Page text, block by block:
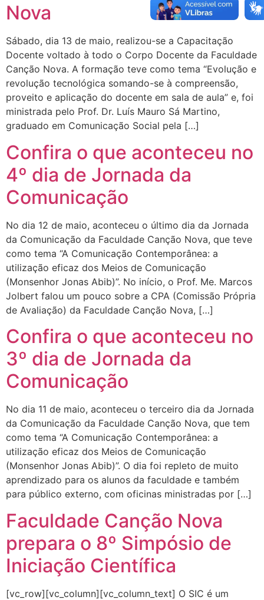
Nova
Sábado, dia 13 de maio, realizou-se a Capacitação
Docente voltado à todo o Corpo Docente da Faculdade
Canção Nova. A formação teve como tema “Evolução e
revolução tecnológica somando-se à compreensão,
proveito e aplicação do docente em sala de aula” e, foi
ministrada pelo Prof. Dr. Luís Mauro Sá Martino,
graduado em Comunicação Social pela […]
Confira o que aconteceu no
4º dia de Jornada da
Comunicação
No dia 12 de maio, aconteceu o último dia da Jornada
da Comunicação da Faculdade Canção Nova, que teve
como tema “A Comunicação Contemporânea: a
utilização eficaz dos Meios de Comunicação
(Monsenhor Jonas Abib)”. No início, o Prof. Me. Marcos
Jolbert falou um pouco sobre a CPA (Comissão Própria
de Avaliação) da Faculdade Canção Nova, […]
Confira o que aconteceu no
3º dia de Jornada da
Comunicação
No dia 11 de maio, aconteceu o terceiro dia da Jornada
da Comunicação da Faculdade Canção Nova, que tem
como tema “A Comunicação Contemporânea: a
utilização eficaz dos Meios de Comunicação
(Monsenhor Jonas Abib)”. O dia foi repleto de muito
aprendizado para os alunos da faculdade e também
para público externo, com oficinas ministradas por […]
Faculdade Canção Nova
prepara o 8º Simpósio de
Iniciação Científica
[vc_row][vc_column][vc_column_text] O SIC é um